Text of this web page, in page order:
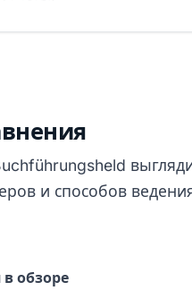
и способов
в обзоре